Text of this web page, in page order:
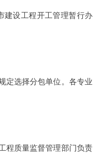
设工程开工管理暂行办
定选择分包单位。各专业
程质量监督管理部门负责